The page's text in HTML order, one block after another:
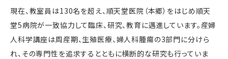
現在、教室員は130名を超え、順天堂医院（本郷）をはじめ順天
堂5病院が一致協力して臨床、研究、教育に邁進しています。産婦
人科学講座は周産期、生殖医療、婦人科腫瘍の3部門に分けら
れ、その専門性を追求するとともに横断的な研究も行っていま